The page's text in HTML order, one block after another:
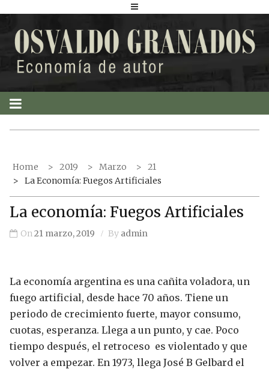
Home 2019 Marzo
21
La Economía: Fuegos Artificiales
La economía: Fuegos Artificiales
On 21 marzo, 2019 By admin
La economía argentina es una cañita voladora, un
fuego artificial, desde hace 70 años. Tiene un
periodo de crecimiento fuerte, mayor consumo,
cuotas, esperanza. Llega a un punto, y cae. Poco
tiempo después, el retroceso es violentado y que
volver a empezar. En 1973, llega José B Gelbard el